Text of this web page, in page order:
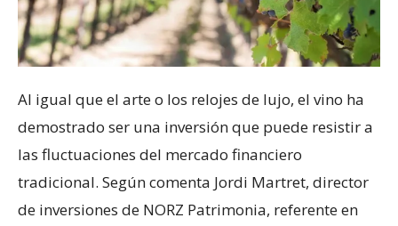
Al igual que el arte o los relojes de lujo, el vino ha
demostrado ser una inversión que puede resistir a
las fluctuaciones del mercado financiero
tradicional. Según comenta Jordi Martret, director
de inversiones de NORZ Patrimonia, referente en